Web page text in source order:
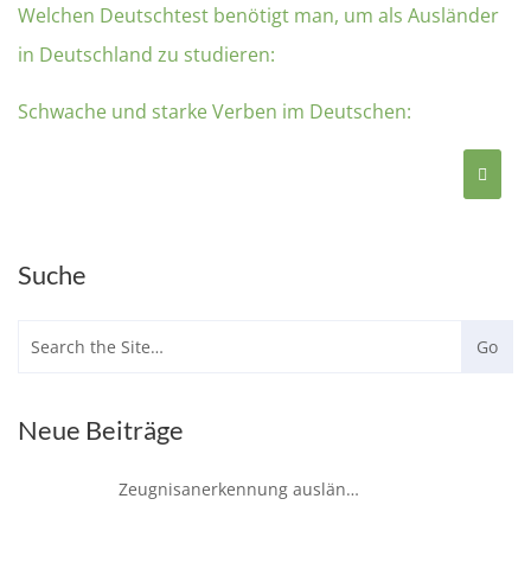
Welchen Deutschtest benötigt man, um als Ausländer
in Deutschland zu studieren:
Schwache und starke Verben im Deutschen:
Suche
Neue Beiträge
Zeugnisanerkennung ausländischer Bildungs- und Berufsabschlüsse in Hamburg – So funktioniert´s